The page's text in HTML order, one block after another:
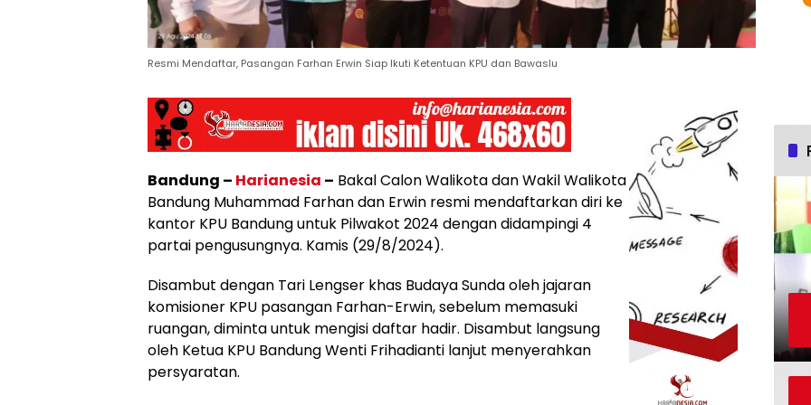
Resmi Mendaftar, Pasangan Farhan Erwin Siap Ikuti Ketentuan KPU dan Bawaslu
Bandung – Harianesia – Bakal Calon Walikota dan Wakil Walikota
Bandung Muhammad Farhan dan Erwin resmi mendaftarkan diri ke
kantor KPU Bandung untuk Pilwakot 2024 dengan didampingi 4
partai pengusungnya. Kamis (29/8/2024).
Disambut dengan Tari Lengser khas Budaya Sunda oleh jajaran
komisioner KPU pasangan Farhan-Erwin, sebelum memasuki
ruangan, diminta untuk mengisi daftar hadir. Disambut langsung
oleh Ketua KPU Bandung Wenti Frihadianti lanjut menyerahkan
persyaratan.